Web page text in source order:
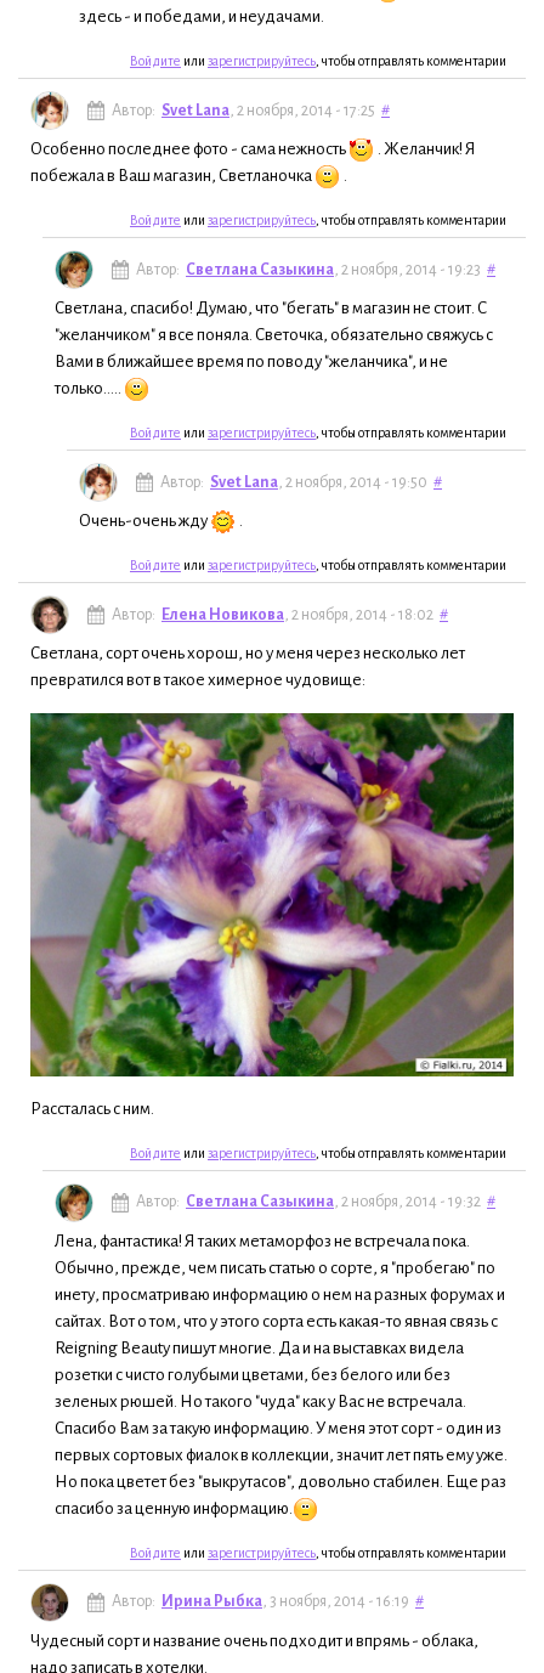
здесь - и победами, и неудачами.
Войдите или зарегистрируйтесь , чтобы отправлять комментарии
Автор: Svet Lana , 2 ноября, 2014 - 17:25 #
Особенно последнее фото - сама нежность
. Желанчик! Я
побежала в Ваш магазин, Светланочка
.
Войдите или зарегистрируйтесь , чтобы отправлять комментарии
Автор: Светлана Сазыкина , 2 ноября, 2014 - 19:23 #
Светлана, спасибо! Думаю, что "бегать" в магазин не стоит. С
"желанчиком" я все поняла. Светочка, обязательно свяжусь с
Вами в ближайшее время по поводу "желанчика", и не
только.....
Войдите или зарегистрируйтесь , чтобы отправлять комментарии
Автор: Svet Lana , 2 ноября, 2014 - 19:50 #
Очень-очень жду .
Войдите или зарегистрируйтесь , чтобы отправлять комментарии
Автор: Елена Новикова , 2 ноября, 2014 - 18:02 #
Светлана, сорт очень хорош, но у меня через несколько лет
превратился вот в такое химерное чудовище:
Рассталась с ним.
Войдите или зарегистрируйтесь , чтобы отправлять комментарии
Автор: Светлана Сазыкина, 2 ноября, 2014 - 19:32 #
Лена, фантастика! Я таких метаморфоз не встречала пока.
Обычно, прежде, чем писать статью о сорте, я "пробегаю" по
инету, просматриваю информацию о нем на разных форумах и
сайтах. Вот о том, что у этого сорта есть какая-то явная связь с
Reigning Beauty пишут многие. Да и на выставках видела
розетки с чисто голубыми цветами, без белого или без
зеленых рюшей. Но такого "чуда" как у Вас не встречала.
Спасибо Вам за такую информацию. У меня этот сорт - один из
первых сортовых фиалок в коллекции, значит лет пять ему уже.
Но пока цветет без "выкрутасов", довольно стабилен. Еще раз
спасибо за ценную информацию.
Войдите или зарегистрируйтесь , чтобы отправлять комментарии
Автор: Ирина Рыбка, 3 ноября, 2014 - 16:19 #
Чудесный сорт и название очень подходит и впрямь - облака,
надо записать в хотелки.